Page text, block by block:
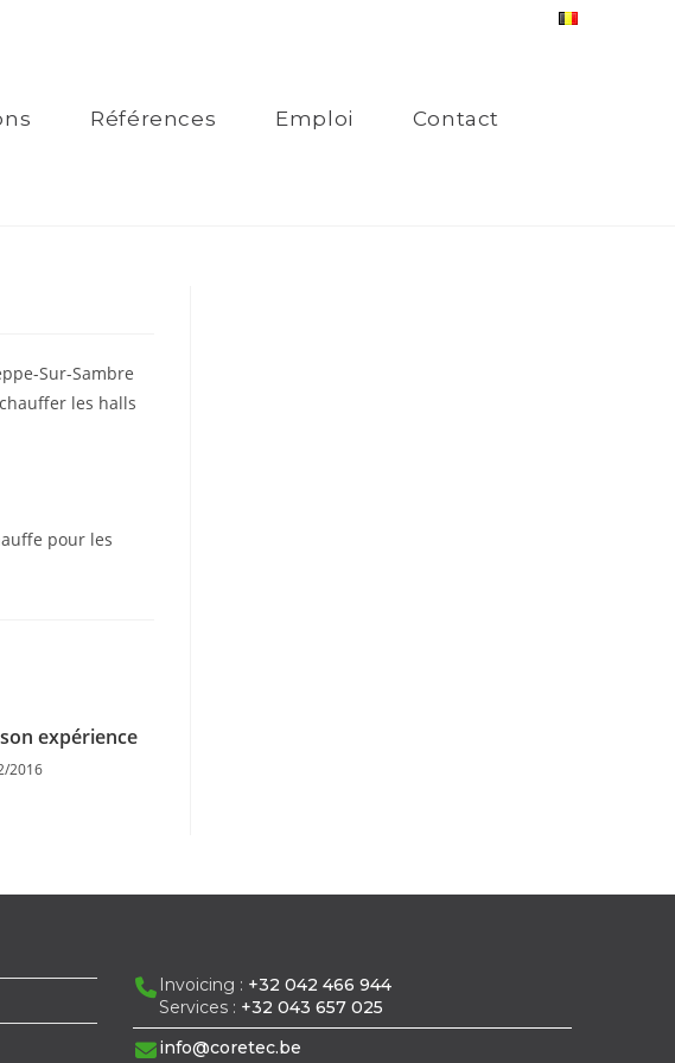
Références Emploi Contact
Sur-Sambre
les halls
pour les
expérience
2016
Invoicing : +32 042 466 944
Services : +32 043 657 025
info@coretec.be